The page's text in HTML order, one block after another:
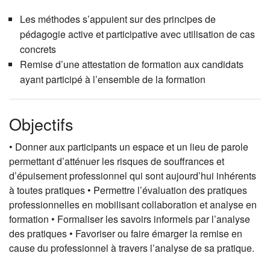
Les méthodes s’appuient sur des principes de
pédagogie active et participative avec utilisation de cas
concrets
Remise d’une attestation de formation aux candidats
ayant participé à l’ensemble de la formation
Objectifs
• Donner aux participants un espace et un lieu de parole
permettant d’atténuer les risques de souffrances et
d’épuisement professionnel qui sont aujourd’hui inhérents
à toutes pratiques • Permettre l’évaluation des pratiques
professionnelles en mobilisant collaboration et analyse en
formation • Formaliser les savoirs informels par l’analyse
des pratiques • Favoriser ou faire émarger la remise en
cause du professionnel à travers l’analyse de sa pratique.